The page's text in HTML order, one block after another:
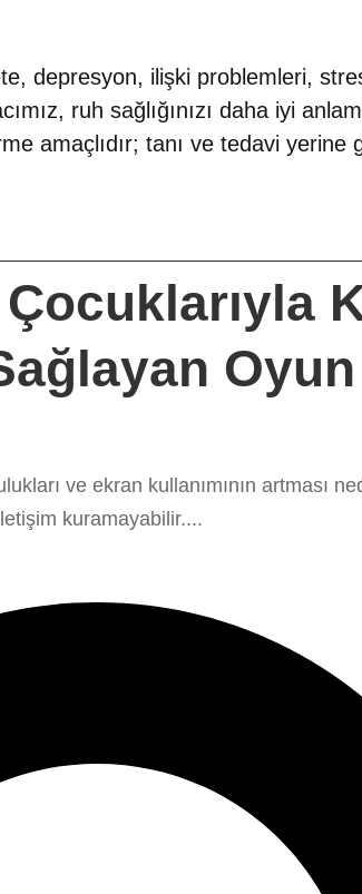
depresyon, ilişki problemleri,
ruh sağlığınızı daha iyi
amaçlıdır; tanı ve tedavi
ve ekran kullanımının artması
kuramayabilir....